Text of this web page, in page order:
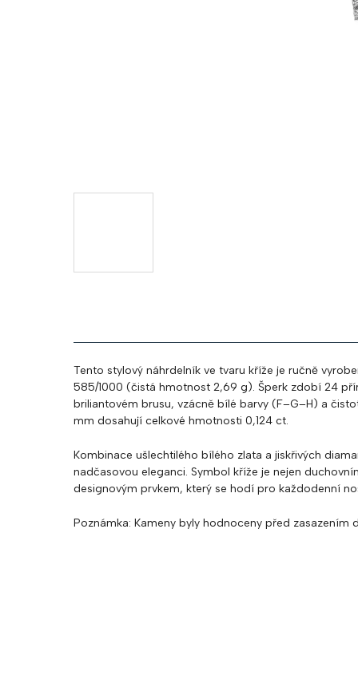
Tento stylový náhrdelník ve tvaru kříže je ručně
585/1000 (čistá hmotnost 2,69 g). Šperk zdobí 24
briliantovém brusu, vzácně bílé barvy (F–G–H) a
mm dosahují celkové hmotnosti 0,124 ct.
Kombinace ušlechtilého bílého zlata a jiskřivých
nadčasovou eleganci. Symbol kříže je nejen
designovým prvkem, který se hodí pro každodenní
Poznámka: Kameny byly hodnoceny před zasazením